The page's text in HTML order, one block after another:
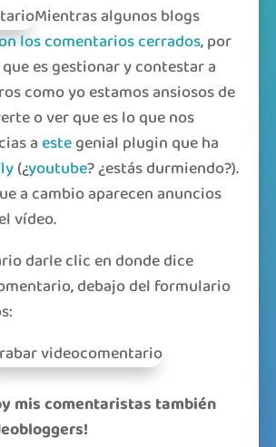
Mientras algunos blogs
los comentarios cerrados, por
es gestionar y contestar a
como yo estamos ansiosos de
o ver que es lo que nos
aestegenial plugin que ha
(¿youtube? ¿estás durmiendo?).
a cambio aparecen anuncios
vídeo.
darle clic en donde dice
debajo del formulario
mis comentaristas también